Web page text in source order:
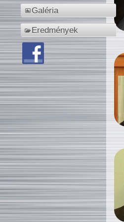
Galéria
Eredmények